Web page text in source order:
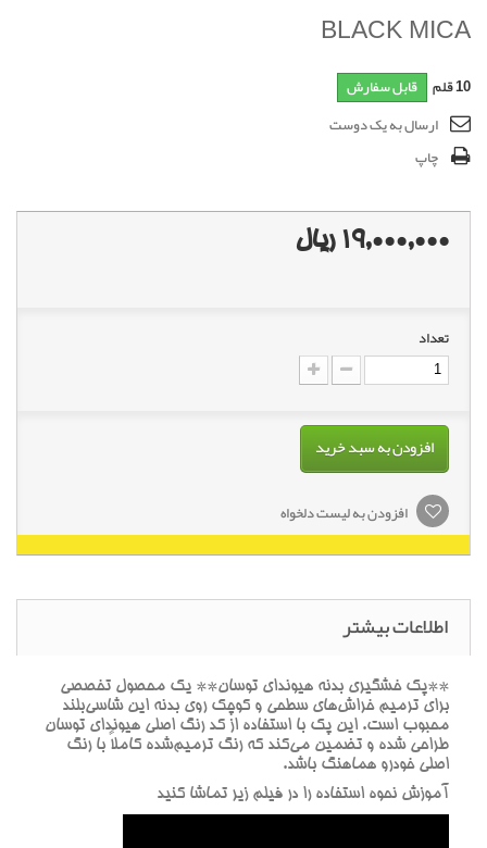
BLACK MICA
10قلم قابل سفارش
ارسال به یک دوست
چاپ
19,000,000 ریال
تعداد
افزودن به سبد خرید
افزودن به لیست دلخواه
اطلاعات بیشتر
**پک خشگيري بدنه هيونداي توسان** يک محصول تخصصي
براي ترميم خراش‌هاي سطحي و کوچک روي بدنه اين شاسي‌بلند
محبوب است. اين پک با استفاده از کد رنگ اصلي هيونداي توسان
طراحي شده و تضمين مي‌کند که رنگ ترميم‌شده کاملاً با رنگ
اصلي خودرو هماهنگ باشد.
آموزش نحوه استفاده را در فيلم زير تماشا کنيد